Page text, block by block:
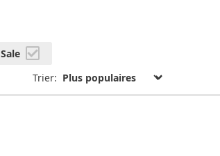
Sale
Trier: